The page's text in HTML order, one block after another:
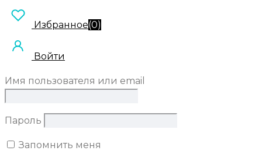
Избранное(0)
Войти
Имя пользователя или email
Пароль
Запомнить меня